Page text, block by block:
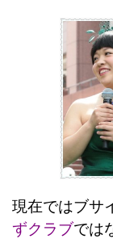
現在ではブサ
ずクラブでは